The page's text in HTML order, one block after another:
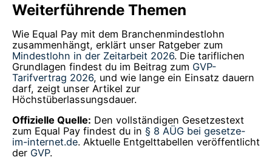
Weiterführende Themen
Wie Equal Pay mit dem Branchenmindestlohn
zusammenhängt, erklärt unser Ratgeber zum
Mindestlohn in der Zeitarbeit 2026. Die tariflichen
Grundlagen findest du im Beitrag zum GVP-
Tarifvertrag 2026, und wie lange ein Einsatz dauern
darf, zeigt unser Artikel zur
Höchstüberlassungsdauer.
Offizielle Quelle: Den vollständigen Gesetzestext
zum Equal Pay findest du in § 8 AÜG bei gesetze-
im-internet.de. Aktuelle Entgelttabellen veröffentlicht
der GVP.